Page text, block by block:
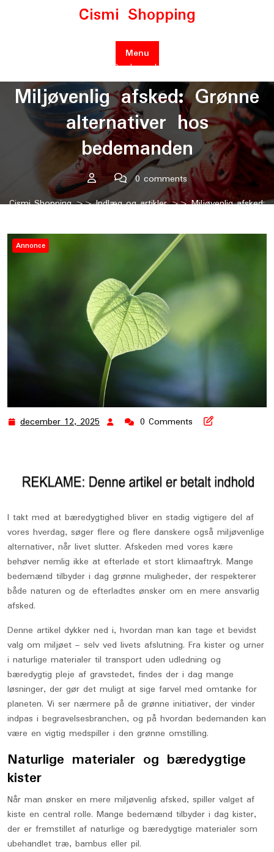
Cismi Shopping
Menu
Posted On december 12, 2025
Miljøvenlig afsked: Grønne
alternativer hos
bedemanden
0 comments
Cismi Shopping>>Indlæg og artikler>> Miljøvenlig afsked:
Annonce
december 12, 2025 december0 Comments
I takt med at bæredygtighed bliver en stadig vigtigere del af
vores hverdag, søger flere og flere danskere også miljøvenlige
alternativer, når livet slutter. Afskeden med vores kære
behøver nemlig ikke at efterlade et stort klimaaftryk. Mange
bedemænd tilbyder i dag grønne muligheder, der respekterer
både naturen og de efterladtes ønsker om en mere ansvarlig
afsked.
Denne artikel dykker ned i, hvordan man kan tage et bevidst
valg om miljøet – selv ved livets afslutning. Fra kister og urner
i naturlige materialer til transport uden udledning og
bæredygtig pleje af gravstedet, findes der i dag mange
løsninger, der gør det muligt at sige farvel med omtanke for
planeten. Vi ser nærmere på de grønne initiativer, der vinder
indpas i begravelsesbranchen, og på hvordan bedemanden kan
være en vigtig medspiller i den grønne omstilling.
Naturlige materialer og bæredygtige
kister
Når man ønsker en mere miljøvenlig afsked, spiller valget af
kiste en central rolle. Mange bedemænd tilbyder i dag kister,
der er fremstillet af naturlige og bæredygtige materialer som
ubehandlet træ, bambus eller pil.